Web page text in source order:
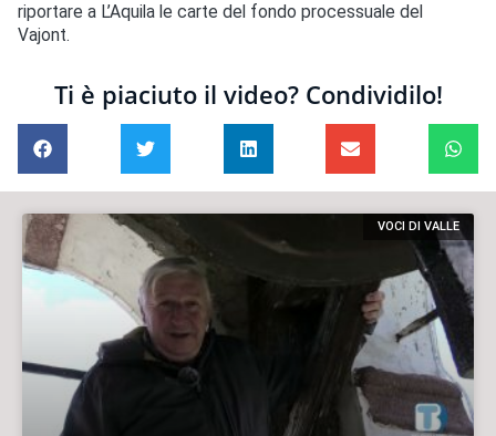
riportare a L’Aquila le carte del fondo processuale del
Vajont.
Ti è piaciuto il video? Condividilo!
VOCI DI VALLE